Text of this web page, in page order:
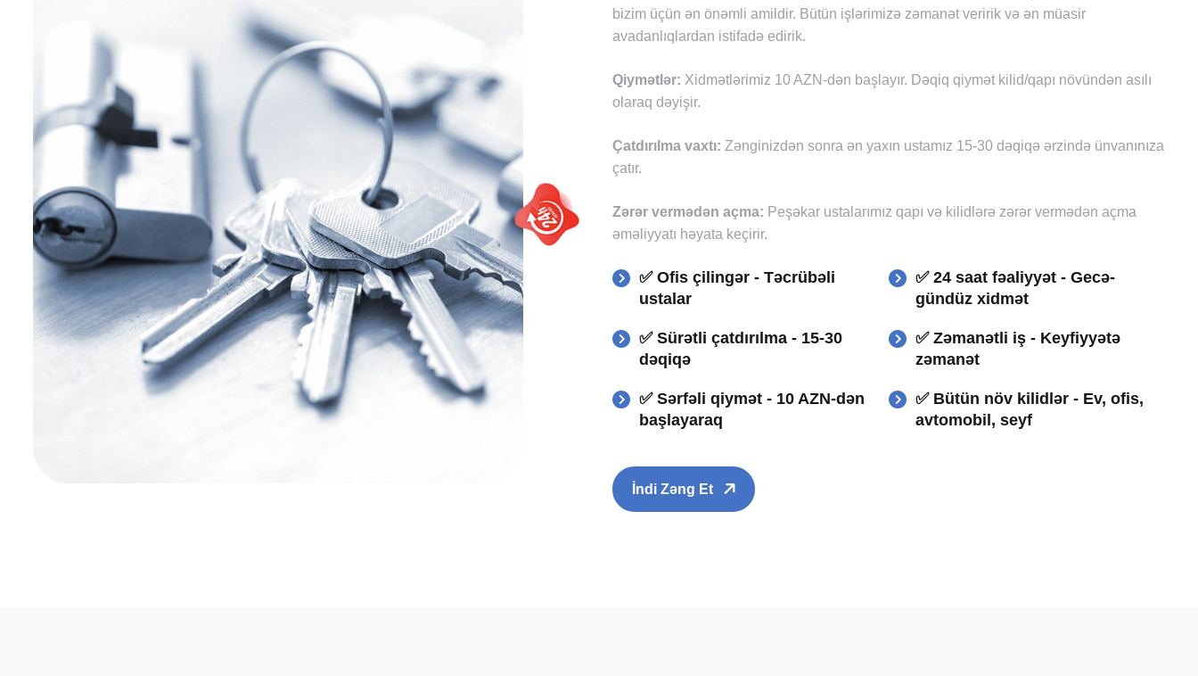
bizim üçün ən önəmli amildir. Bütün işlərimizə zəmanət veririk və ən müasir
avadanlıqlardan istifadə edirik.
Qiymətlər: Xidmətlərimiz 10 AZN-dən başlayır. Dəqiq qiymət kilid/qapı növündən asılı
olaraq dəyişir.
Çatdırılma vaxtı: Zənginizdən sonra ən yaxın ustamız 15-30 dəqiqə ərzində ünvanınıza
çatır.
Zərər vermədən açma: Peşəkar ustalarımız qapı və kilidlərə zərər vermədən açma
əməliyyatı həyata keçirir.
✅ Ofis çilingər - Təcrübəli
ustalar
✅ 24 saat fəaliyyət - Gecə-
gündüz xidmət
✅ Sürətli çatdırılma - 15-30
dəqiqə
✅ Zəmanətli iş - Keyfiyyətə
zəmanət
✅ Sərfəli qiymət - 10 AZN-dən
başlayaraq
✅ Bütün növ kilidlər - Ev, ofis,
avtomobil, seyf
İndi Zəng Et